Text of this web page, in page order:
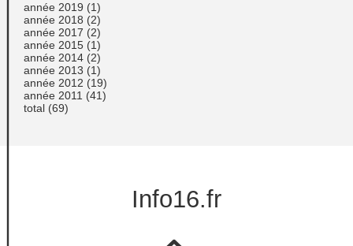
année 2019 (1)
année 2018 (2)
année 2017 (2)
année 2015 (1)
année 2014 (2)
année 2013 (1)
année 2012 (19)
année 2011 (41)
total (69)
Info16.fr